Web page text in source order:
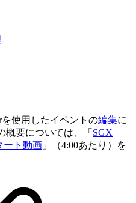
使用したイベントの編集に
概要については、「 SGX
ート動画 」（4:00あたり）を